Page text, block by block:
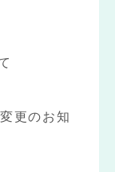
更のお知